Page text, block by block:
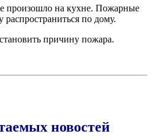
произошло на кухне. Пожарные
по дому.
причину пожара.
новостей